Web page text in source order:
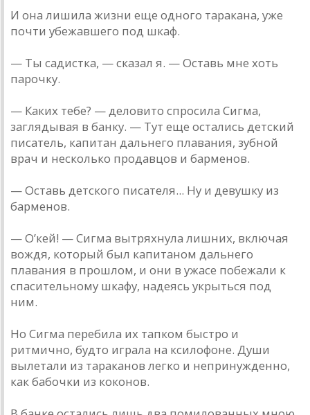
И она лишила жизни еще одного таракана, уже
почти убежавшего под шкаф.
— Ты садистка, — сказал я. — Оставь мне хоть
парочку.
— Каких тебе? — деловито спросила Сигма,
заглядывая в банку. — Тут еще остались детский
писатель, капитан дальнего плавания, зубной
врач и несколько продавцов и барменов.
— Оставь детского писателя... Ну и девушку из
барменов.
— О’кей! — Сигма вытряхнула лишних, включая
вождя, который был капитаном дальнего
плавания в прошлом, и они в ужасе побежали к
спасительному шкафу, надеясь укрыться под
ним.
Но Сигма перебила их тапком быстро и
ритмично, будто играла на ксилофоне. Души
вылетали из тараканов легко и непринужденно,
как бабочки из коконов.